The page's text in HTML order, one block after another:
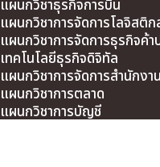
แผนกวิชาธุรกิจการบิน
แผนกวิชาการจัดการโลจิสติ
แผนกวิชาการจัดการธุรกิจค้า
เทคโนโลยีธุรกิจดิจิทัล
แผนกวิชาการจัดการสำนักงา
แผนกวิชาการตลาด
แผนกวิชาการบัญชี